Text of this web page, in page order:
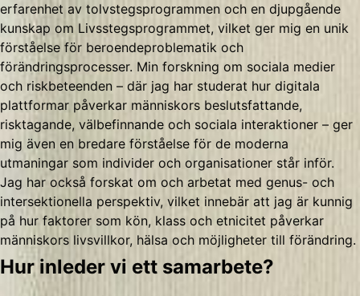
erfarenhet av tolvstegsprogrammen och en djupgående
kunskap om Livsstegsprogrammet, vilket ger mig en unik
förståelse för beroendeproblematik och
förändringsprocesser. Min forskning om sociala medier
och riskbeteenden – där jag har studerat hur digitala
plattformar påverkar människors beslutsfattande,
risktagande, välbefinnande och sociala interaktioner – ger
mig även en bredare förståelse för de moderna
utmaningar som individer och organisationer står inför.
Jag har också forskat om och arbetat med genus- och
intersektionella perspektiv, vilket innebär att jag är kunnig
på hur faktorer som kön, klass och etnicitet påverkar
människors livsvillkor, hälsa och möjligheter till förändring.
Hur inleder vi ett samarbete?